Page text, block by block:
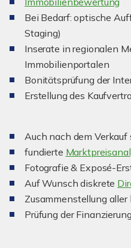
Bei Bedarf: optische
Staging)
Inserate in regionalen
Immobilienportalen
Bonitätsprüfung der
Erstellung des
Auch nach dem Verkauf
fundierte
Fotografie & Exposé-
Auf Wunsch diskrete
Zusammenstellung
Prüfung der